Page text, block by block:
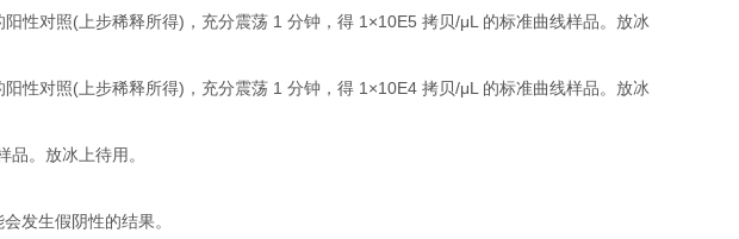
性对照(上步稀释所得)，充分震荡 1 分钟，得 1×10E5 拷贝/μL 的标准曲线样品。放冰
性对照(上步稀释所得)，充分震荡 1 分钟，得 1×10E4 拷贝/μL 的标准曲线样品。放冰
。放冰上待用。
发生假阴性的结果。